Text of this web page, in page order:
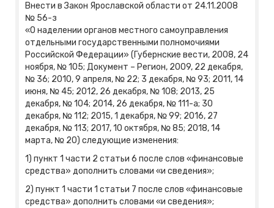
Внести в Закон Ярославской области от 24.11.2008
№ 56-з
«О наделении органов местного самоуправления
отдельными государственными полномочиями
Российской Федерации» (Губернские вести, 2008, 24
ноября, № 105; Документ – Регион, 2009, 22 декабря,
№ 36; 2010, 9 апреля, № 22; 3 декабря, № 93; 2011, 14
июня, № 45; 2012, 26 декабря, № 108; 2013, 25
декабря, № 104; 2014, 26 декабря, № 111-а; 30
декабря, № 112; 2015, 1 декабря, № 99; 2016, 27
декабря, № 113; 2017, 10 октября, № 85; 2018, 14
марта, № 20) следующие изменения:
1) пункт 1 части 2 статьи 6 после слов «финансовые
средства» дополнить словами «и сведения»;
2) пункт 1 части 1 статьи 7 после слов «финансовые
средства» дополнить словами «и сведения»;